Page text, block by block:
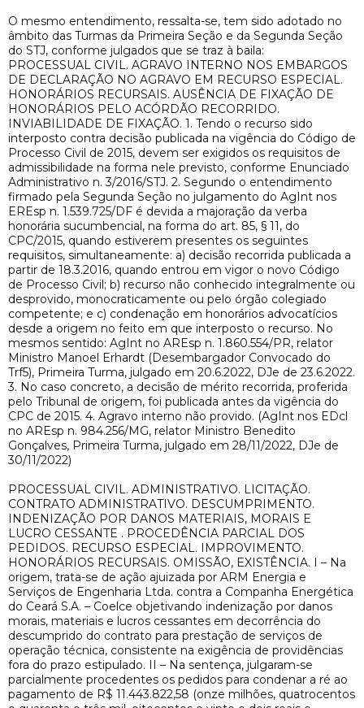
O mesmo entendimento, ressalta-se, tem sido adotado no
âmbito das Turmas da Primeira Seção e da Segunda Seção
do STJ, conforme julgados que se traz à baila:
PROCESSUAL CIVIL. AGRAVO INTERNO NOS EMBARGOS
DE DECLARAÇÃO NO AGRAVO EM RECURSO ESPECIAL.
HONORÁRIOS RECURSAIS. AUSÊNCIA DE FIXAÇÃO DE
HONORÁRIOS PELO ACÓRDÃO RECORRIDO.
INVIABILIDADE DE FIXAÇÃO. 1. Tendo o recurso sido
interposto contra decisão publicada na vigência do Código de
Processo Civil de 2015, devem ser exigidos os requisitos de
admissibilidade na forma nele previsto, conforme Enunciado
Administrativo n. 3/2016/STJ. 2. Segundo o entendimento
firmado pela Segunda Seção no julgamento do AgInt nos
EREsp n. 1.539.725/DF é devida a majoração da verba
honorária sucumbencial, na forma do art. 85, § 11, do
CPC/2015, quando estiverem presentes os seguintes
requisitos, simultaneamente: a) decisão recorrida publicada a
partir de 18.3.2016, quando entrou em vigor o novo Código
de Processo Civil; b) recurso não conhecido integralmente ou
desprovido, monocraticamente ou pelo órgão colegiado
competente; e c) condenação em honorários advocatícios
desde a origem no feito em que interposto o recurso. No
mesmos sentido: AgInt no AREsp n. 1.860.554/PR, relator
Ministro Manoel Erhardt (Desembargador Convocado do
Trf5), Primeira Turma, julgado em 20.6.2022, DJe de 23.6.2022.
3. No caso concreto, a decisão de mérito recorrida, proferida
pelo Tribunal de origem, foi publicada antes da vigência do
CPC de 2015. 4. Agravo interno não provido. (AgInt nos EDcl
no AREsp n. 984.256/MG, relator Ministro Benedito
Gonçalves, Primeira Turma, julgado em 28/11/2022, DJe de
30/11/2022)
PROCESSUAL CIVIL. ADMINISTRATIVO. LICITAÇÃO.
CONTRATO ADMINISTRATIVO. DESCUMPRIMENTO.
INDENIZAÇÃO POR DANOS MATERIAIS, MORAIS E
LUCRO CESSANTE . PROCEDÊNCIA PARCIAL DOS
PEDIDOS. RECURSO ESPECIAL. IMPROVIMENTO.
HONORÁRIOS RECURSAIS. OMISSÃO, EXISTÊNCIA. I – Na
origem, trata-se de ação ajuizada por ARM Energia e
Serviços de Engenharia Ltda. contra a Companha Energética
do Ceará S.A. – Coelce objetivando indenização por danos
morais, materiais e lucros cessantes em decorrência do
descumprido do contrato para prestação de serviços de
operação técnica, consistente na exigência de providências
fora do prazo estipulado. II – Na sentença, julgaram-se
parcialmente procedentes os pedidos para condenar a ré ao
pagamento de R$ 11.443.822,58 (onze milhões, quatrocentos